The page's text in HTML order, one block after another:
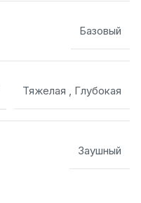
Базовый
Тяжелая , Глубокая
Заушный